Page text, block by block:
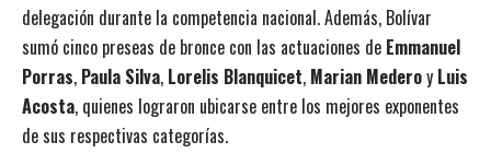
delegación durante la competencia nacional. Además, Bolívar
sumó cinco preseas de bronce con las actuaciones de Emmanuel
Porras, Paula Silva, Lorelis Blanquicet, Marian Mederoy Luis
Acosta, quienes lograron ubicarse entre los mejores exponentes
de sus respectivas categorías.